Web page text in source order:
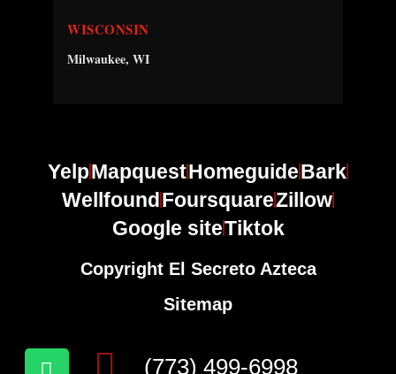
WISCONSIN
Milwaukee, WI
YelpMapquestHomeguideBark
WellfoundFoursquareZillow
Google siteTiktok
Copyright El Secreto Azteca
Sitemap
(773) 499-6998